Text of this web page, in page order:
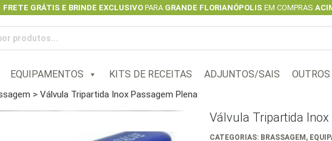
FRETE GRÁTIS E BRINDE EXCLUSIVOPARA GRANDE FLORIANÓPOLIS EM COMPRAS
EQUIPAMENTOS KITS DE RECEITAS ADJUNTOS/SAIS OUTROS
> Válvula Tripartida Inox Passagem Plena
Válvula Tripartida
CATEGORIAS: BRASSAGEM,